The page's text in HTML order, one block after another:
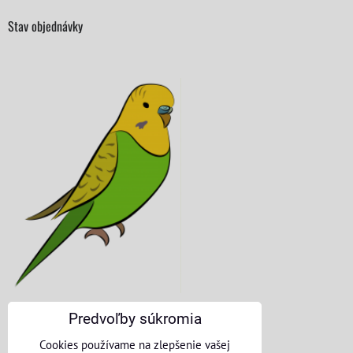
Stav objednávky
KONTAKTNÉ ÚDAJE
Predvoľby súkromia
Cookies používame na zlepšenie vašej